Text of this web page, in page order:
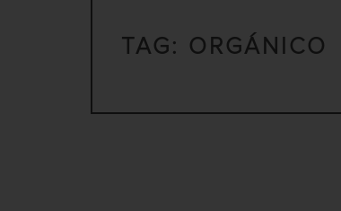
TAG: ORGÁNICO